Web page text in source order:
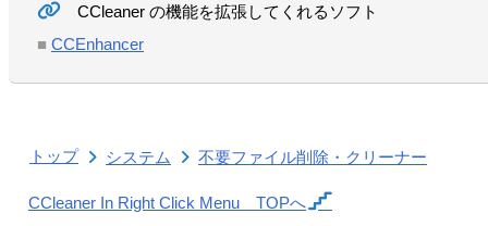
CCleaner の機能を拡張してくれるソフト
■ CCEnhancer
トップ システム 不要ファイル削除・クリーナー
CCleaner In Right Click Menu TOPへ